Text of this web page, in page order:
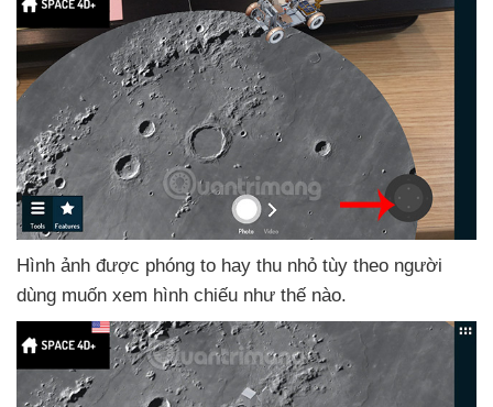
Hình ảnh được phóng to hay thu nhỏ tùy theo người
dùng muốn xem hình chiếu như thế nào.